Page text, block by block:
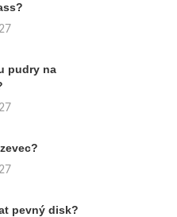
pudry na
pevný disk?